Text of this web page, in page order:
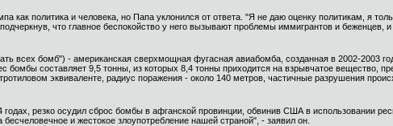
как политика и человека, но Папа уклонился от ответа. "Я не даю оценку политикам, я
что главное беспокойство у него вызывают проблемы иммигрантов и беженцев, и
всех бомб") - американская сверхмощная фугасная авиабомба, созданная в 2002-2003
составляет 9,5 тонны, из которых 8,4 тонны приходится на взрывчатое вещество,
эквиваленте, радиус поражения - около 140 метров, частичные разрушения
резко осудил сброс бомбы в афганской провинции, обвинив США в использовании
и жестокое злоупотребление нашей страной", - заявил он.